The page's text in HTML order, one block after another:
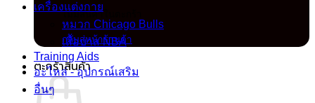
ไม่มีสินค้าในตะกร้า
กลับสู่หน้าร้านค้า
ตะกร้าสินค้า
เครื่องแต่งกาย
หมวก Chicago Bulls
เสื้อบาส NBA
Training Aids
อะไหล่ - อุปกรณ์เสริม
อื่นๆ